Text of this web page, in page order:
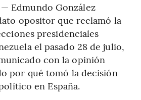
Edmundo González
opositor que reclamó la
presidenciales
el pasado 28 de julio,
con la opinión
por qué tomó la decisión
en España.